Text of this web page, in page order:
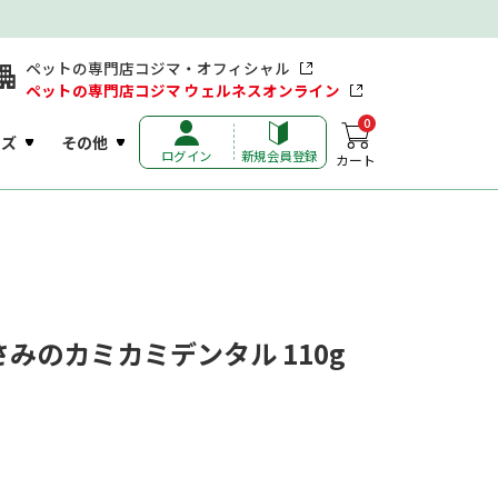
ペットの専門店コジマ・オフィシャル
ペットの専門店コジマ ウェルネスオンライン
その他
ログイン 新規会員登録
0
カート
のカミカミデンタル 110g